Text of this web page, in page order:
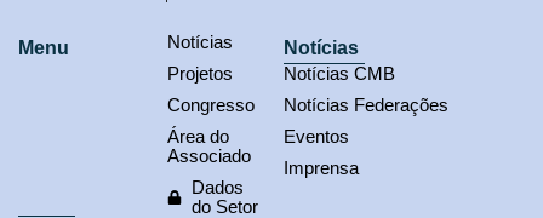
Menu
Notícias
Projetos
Congresso
Área do
Associado
Dados
do Setor
Notícias
Notícias CMB
Notícias Federações
Eventos
Imprensa